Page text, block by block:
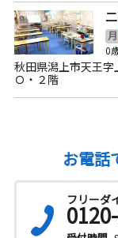
月
0
秋田県潟上市天王
Ｏ・２階
お電話
フリーダ